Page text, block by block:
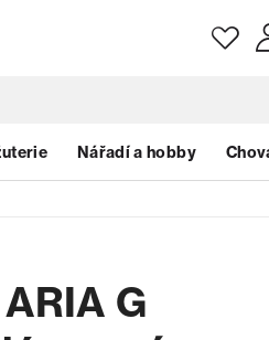
Nářadí a hobby
G